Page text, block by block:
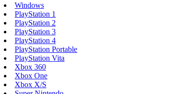
Windows
PlayStation 1
PlayStation 2
PlayStation 3
PlayStation 4
PlayStation Portable
PlayStation Vita
Xbox 360
Xbox One
Xbox X/S